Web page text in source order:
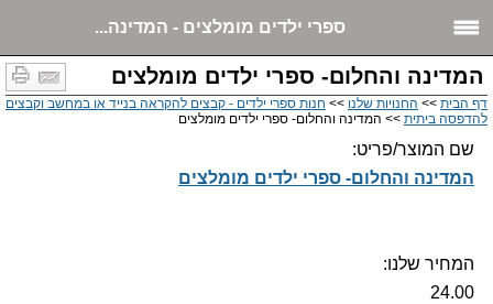
ספרי ילדים מומלצים - המדינה...
המדינה והחלום- ספרי ילדים מומלצים
דף הבית >> החנויות שלנו >> חנות ספרי ילדים - קבצים להקראה בנייד או במחשב וקבצים
להדפסה ביתית >> המדינה והחלום- ספרי ילדים מומלצים
שם המוצר/פריט:
המדינה והחלום- ספרי ילדים מומלצים
המחיר שלנו:
24.00